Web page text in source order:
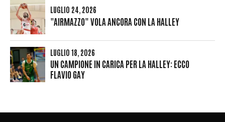
LUGLIO 24, 2026
"AIRMAZZO" VOLA ANCORA CON LA HALLEY
LUGLIO 18, 2026
UN CAMPIONE IN CARICA PER LA HALLEY: ECCO
FLAVIO GAY